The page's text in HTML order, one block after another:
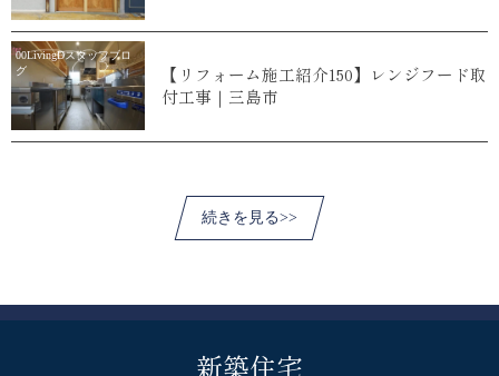
00LivingDスタッフブロ
グ
【リフォーム施工紹介150】レンジフード取
付工事｜三島市
続きを見る>>
新築住宅